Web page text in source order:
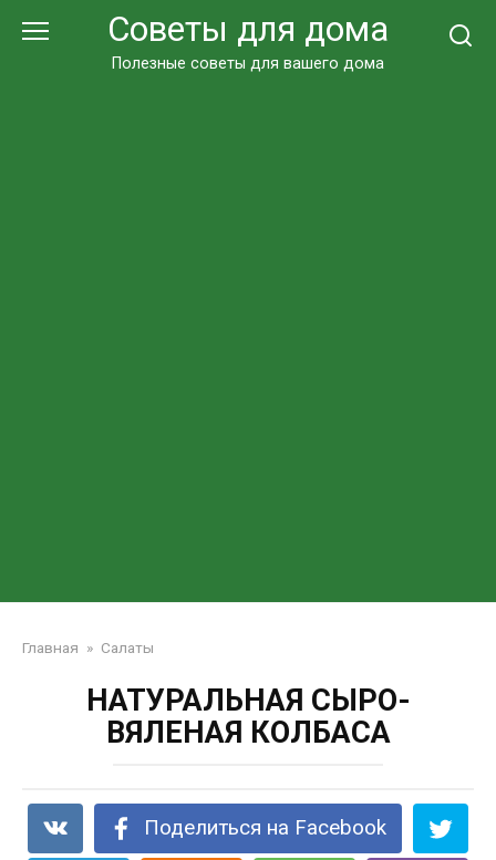
Советы для дома
Полезные советы для вашего дома
Главная » Салаты
НАТУРАЛЬНАЯ СЫРО-
ВЯЛЕНАЯ КОЛБАСА
Поделиться на Facebook